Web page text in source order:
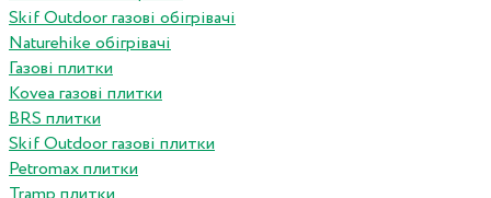
Skif Outdoor газові обігрівачі
Naturehike обігрівачі
Газові плитки
Kovea газові плитки
BRS плитки
Skif Outdoor газові плитки
Petromax плитки